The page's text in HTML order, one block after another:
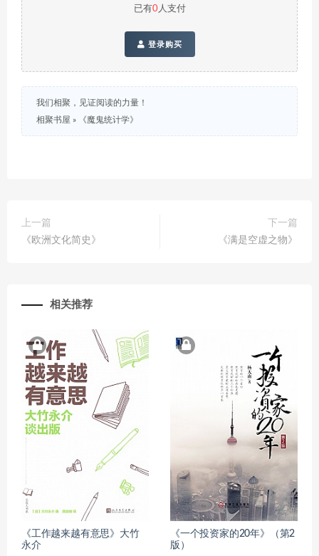
已有0人支付
登录购买
我们相聚，见证阅读的力量！
相聚书屋 » 《魔鬼统计学》
上一篇
《欧洲文化简史》
下一篇
《满是空虚之物》
相关推荐
《工作越来越有意思》大竹
永介
《一个投资家的20年》（第2
版）